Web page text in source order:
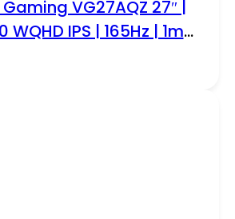
Gaming VG27AQZ 27″ |
WQHD IPS | 165Hz | 1ms